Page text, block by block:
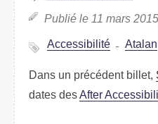
Publié le 11 mars
Accessibilité Atalan
Dans un précédent billet,
dates desAfter